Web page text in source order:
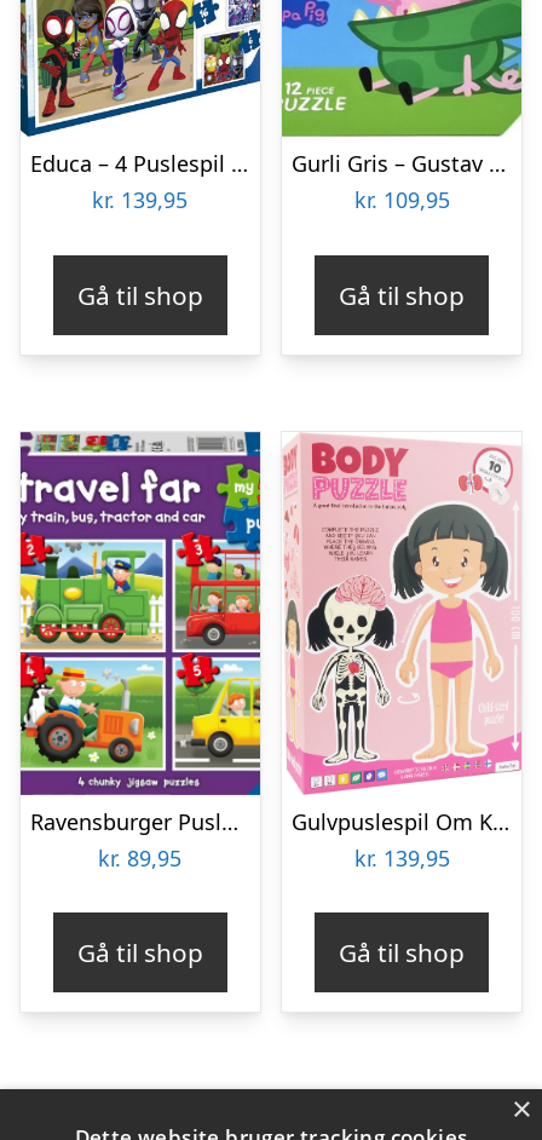
Educa – 4 Puslespil I Kuffert – 6-9-12-16 Brikker – Spidey & His Amazing Friends
kr. 139,95
Gå til shop
Gurli Gris – Gustav Kuffert Med Puslespil
kr. 109,95
Gå til shop
Ravensburger Puslespil – Travel Far – My First Puzzles – 4 Stk
kr. 89,95
Gå til shop
Gulvpuslespil Om Kroppen – Pige
kr. 139,95
Gå til shop
Varekategorier
×